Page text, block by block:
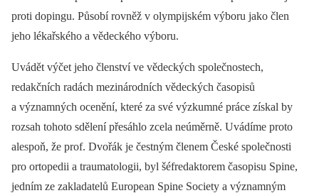
proti dopingu. Působí rovněž v olympijském výboru jako člen
jeho lékařského a vědeckého výboru.
Uvádět výčet jeho členství ve vědeckých společnostech,
redakčních radách mezinárodních vědeckých časopisů
a významných ocenění, které za své výzkumné práce získal by
rozsah tohoto sdělení přesáhlo zcela neúměrně. Uvádíme proto
alespoň, že prof. Dvořák je čestným členem České společnosti
pro ortopedii a traumatologii, byl šéfredaktorem časopisu Spine,
jedním ze zakladatelů European Spine Society a významným